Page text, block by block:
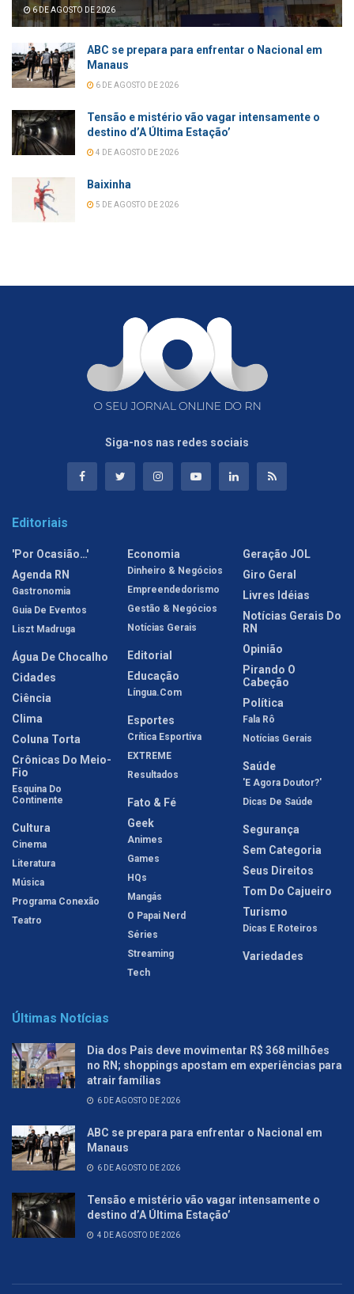
6 DE AGOSTO DE 2026
ABC se prepara para enfrentar o Nacional em
Manaus
6 DE AGOSTO DE 2026
Tensão e mistério vão vagar intensamente o
destino d’A Última Estação’
4 DE AGOSTO DE 2026
Baixinha
5 DE AGOSTO DE 2026
Siga-nos nas redes sociais
Editoriais
'Por Ocasião…'
Agenda RN
Gastronomia
Guia De Eventos
Liszt Madruga
Água De Chocalho
Cidades
Ciência
Clima
Coluna Torta
Crônicas Do Meio-
Fio
Esquina Do
Continente
Cultura
Cinema
Literatura
Música
Programa Conexão
Teatro
Economia
Dinheiro & Negócios
Empreendedorismo
Gestão & Negócios
Notícias Gerais
Editorial
Educação
Língua.com
Esportes
Crítica Esportiva
EXTREME
Resultados
Fato & Fé
Geek
Animes
Games
HQs
Mangás
O Papai Nerd
Séries
Streaming
Tech
Geração JOL
Giro Geral
Livres Idéias
Notícias Gerais Do
RN
Opinião
Pirando O
Cabeção
Política
Fala Rô
Notícias Gerais
Saúde
'E Agora Doutor?'
Dicas De Saúde
Segurança
Sem Categoria
Seus Direitos
Tom Do Cajueiro
Turismo
Dicas E Roteiros
Variedades
Últimas Notícias
Dia dos Pais deve movimentar R$ 368 milhões
no RN; shoppings apostam em experiências para
atrair famílias
6 DE AGOSTO DE 2026
ABC se prepara para enfrentar o Nacional em
Manaus
6 DE AGOSTO DE 2026
Tensão e mistério vão vagar intensamente o
destino d’A Última Estação’
4 DE AGOSTO DE 2026